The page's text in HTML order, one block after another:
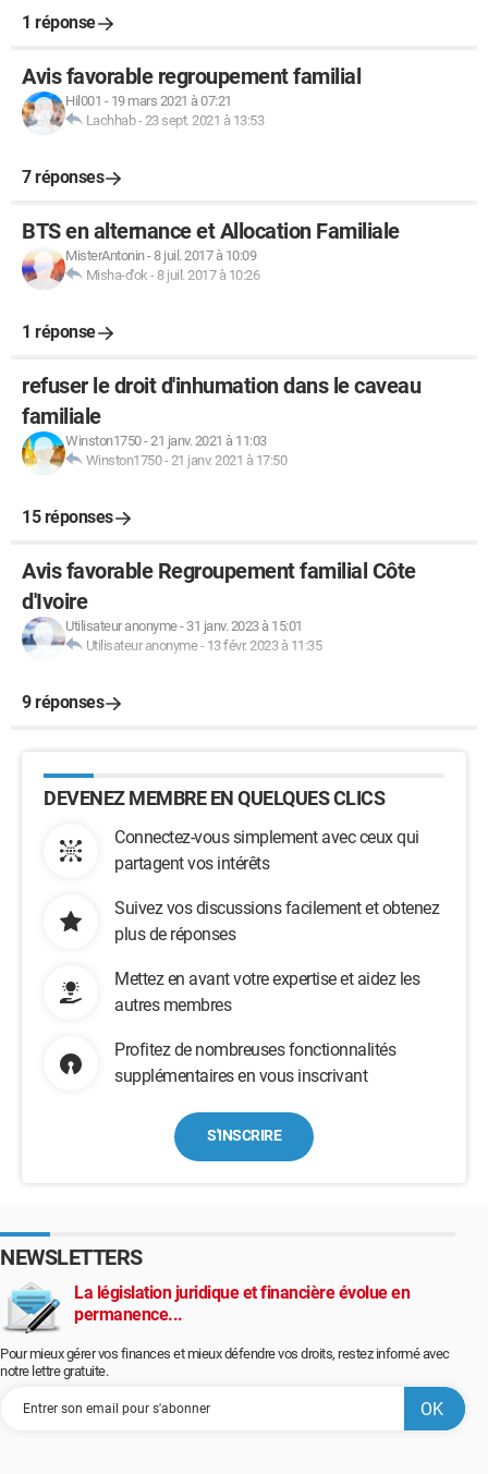
1 réponse
Avis favorable regroupement familial
Hil001 - 19 mars 2021 à 07:21
Lachhab-23 sept. 2021 à 13:53
7 réponses
BTS en alternance et Allocation Familiale
MisterAntonin-8 juil. 2017 à 10:09
Misha-d'ok - 8 juil. 2017 à 10:26
1 réponse
refuser le droit d'inhumation dans le caveau
familiale
Winston1750-21 janv. 2021 à 11:03
Winston1750-21 janv. 2021 à 17:50
15 réponses
Avis favorable Regroupement familial Côte
d'Ivoire
Utilisateur anonyme- 31 janv. 2023 à 15:01
Utilisateur anonyme- 13 févr. 2023 à 11:35
9 réponses
DEVENEZ MEMBRE EN QUELQUES CLICS
Connectez-vous simplement avec ceux qui
partagent vos intérêts
Suivez vos discussions facilement et obtenez
plus de réponses
Mettez en avant votre expertise et aidez les
autres membres
Profitez de nombreuses fonctionnalités
supplémentaires en vous inscrivant
S'INSCRIRE
NEWSLETTERS
La législation juridique et financière évolue en
permanence...
Pour mieux gérer vos finances et mieux défendre vos droits, restez informé avec
notre lettre gratuite.